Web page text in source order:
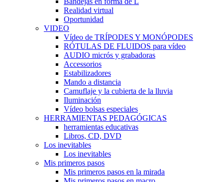
Realidad virtual
Oportunidad
VIDEO
Vídeo de TRÍPODES Y MONÓPODES
RÓTULAS DE FLUIDOS para vídeo
AUDIO micrós y grabadoras
Accessorios
Estabilizadores
Mando a distancia
Camuflaje y la cubierta de la lluvia
Iluminación
Vídeo bolsas especiales
HERRAMIENTAS PEDAGÓGICAS
herramientas educativas
Libros, CD, DVD
Los inevitables
Los inevitables
Mis primeros pasos
Mis primeros pasos en la mirada